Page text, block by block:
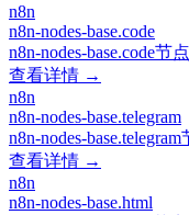
n8n
n8n-nodes-base.code
n8n-nodes-base.code节点
查看详情 →
n8n
n8n-nodes-base.telegram
n8n-nodes-base.telegram
查看详情 →
n8n
n8n-nodes-base.html